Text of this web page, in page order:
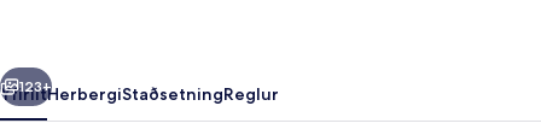
Næsta
123+
YfirlitHerbergiStaðsetningReglur